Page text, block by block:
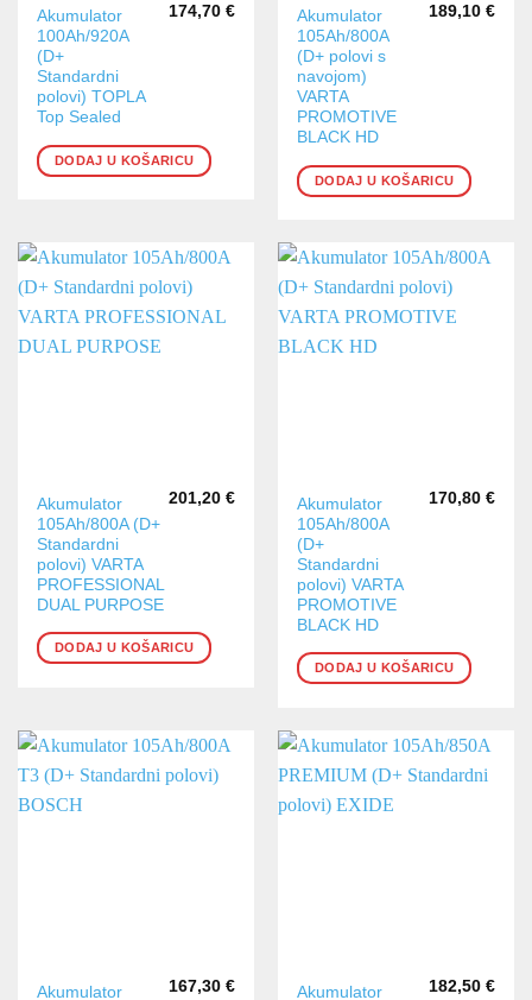
Akumulator
100Ah/920A
(D+
Standardni
polovi) TOPLA
Top Sealed
174,70 €
DODAJ U KOŠARICU
Akumulator
105Ah/800A
(D+ polovi s
navojom)
VARTA
PROMOTIVE
BLACK HD
189,10 €
DODAJ U KOŠARICU
Akumulator
105Ah/800A (D+
Standardni
polovi) VARTA
PROFESSIONAL
DUAL PURPOSE
201,20 €
DODAJ U KOŠARICU
Akumulator
105Ah/800A
(D+
Standardni
polovi) VARTA
PROMOTIVE
BLACK HD
170,80 €
DODAJ U KOŠARICU
Akumulator 167,30 € Akumulator 182,50 €